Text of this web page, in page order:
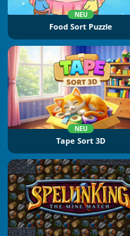
NEU
Food Sort Puzzle
NEU
Tape Sort 3D